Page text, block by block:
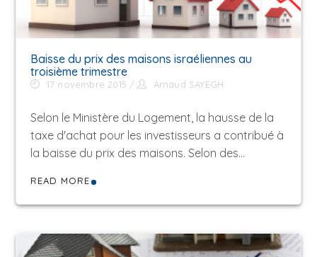
Baisse du prix des maisons israéliennes au
troisième trimestre
17 novembre 2015 Arnaud SAYEGH
Selon le Ministère du Logement, la hausse de la
taxe d'achat pour les investisseurs a contribué à
la baisse du prix des maisons. Selon des…
READ MORE